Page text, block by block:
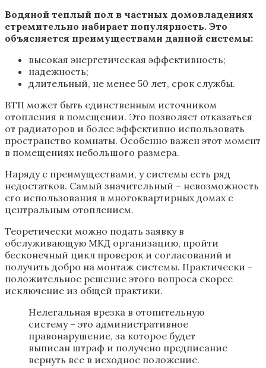
Водяной теплый пол в частных домовладениях
стремительно набирает популярность. Это
объясняется преимуществами данной системы:
высокая энергетическая эффективность;
надежность;
длительный, не менее 50 лет, срок службы.
ВТП может быть единственным источником
отопления в помещении. Это позволяет отказаться
от радиаторов и более эффективно использовать
пространство комнаты. Особенно важен этот момент
в помещениях небольшого размера.
Наряду с преимуществами, у системы есть ряд
недостатков. Самый значительный – невозможность
его использования в многоквартирных домах с
центральным отоплением.
Теоретически можно подать заявку в
обслуживающую МКД организацию, пройти
бесконечный цикл проверок и согласований и
получить добро на монтаж системы. Практически –
положительное решение этого вопроса скорее
исключение из общей практики.
Нелегальная врезка в отопительную
систему – это административное
правонарушение, за которое будет
выписан штраф и получено предписание
вернуть все в исходное положение.